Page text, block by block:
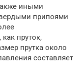
иными
припоями
пруток,
прутка около
составляет